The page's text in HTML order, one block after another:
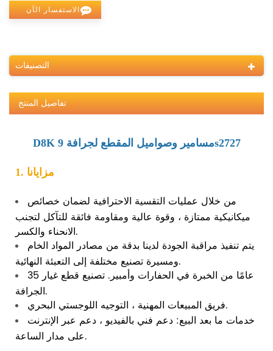
الاستفسار الآن
التصنيفات
تفاصيل المنتج
D8K مسامير وصواميل المقطع لجرافة 9s2727
1. مزايانا
من خلال عمليات التقسية الاحترافية لضمان خصائص
ميكانيكية ممتازة ، وقوة عالية ومقاومة فائقة للتآكل لتجنب
الانحناء والكسر.
يتم تنفيذ مراقبة الجودة لدينا بدقة من مصادر المواد الخام
ومسيرة تصنيع مختلفة إلى التعبئة النهائية.
35 عامًا من الخبرة في الحفارات وأمبير. تصنيع قطع غيار
الجرافة.
فريق المبيعات المهنية ، التوجيه اللوجستي البحري.
خدمات ما بعد البيع: دعم فني بالفيديو ، دعم عبر الإنترنت
على مدار الساعة.